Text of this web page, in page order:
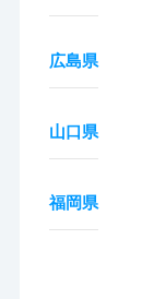
広島県
山口県
福岡県